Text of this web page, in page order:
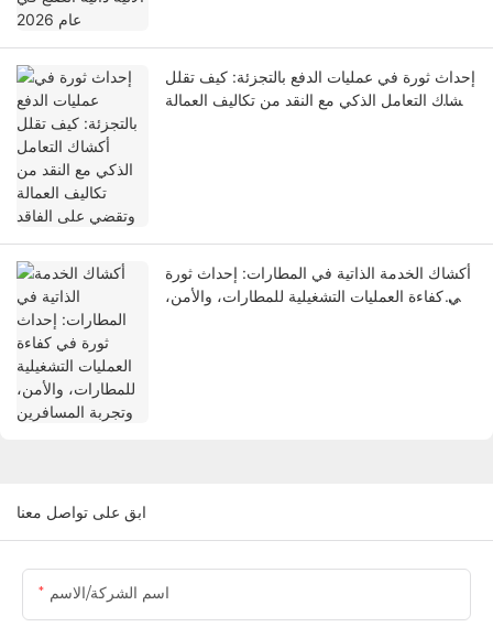
إحداث ثورة في عمليات الدفع بالتجزئة: كيف تقلل
أكشاك التعامل الذكي مع النقد من تكاليف العمالة
أكشاك الخدمة الذاتية في المطارات: إحداث ثورة
في كفاءة العمليات التشغيلية للمطارات، والأمن،
ابق على تواصل معنا
اسم الشركة/الاسم